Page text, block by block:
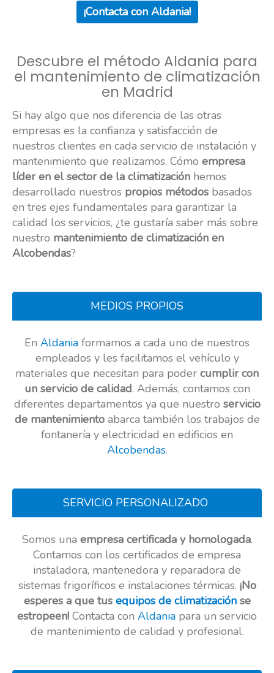
¡Contacta con Aldania!
Descubre el método Aldania para
el mantenimiento de climatización
en Madrid
Si hay algo que nos diferencia de las otras
empresas es la confianza y satisfacción de
nuestros clientes en cada servicio de instalación y
mantenimiento que realizamos. Cómo empresa
líder en el sector de la climatización hemos
desarrollado nuestros propios métodos basados
en tres ejes fundamentales para garantizar la
calidad los servicios, ¿te gustaría saber más sobre
nuestro mantenimiento de climatización en
Alcobendas?
MEDIOS PROPIOS
En Aldania formamos a cada uno de nuestros
empleados y les facilitamos el vehículo y
materiales que necesitan para poder cumplir con
un servicio de calidad. Además, contamos con
diferentes departamentos ya que nuestro servicio
de mantenimientoabarca también los trabajos de
fontanería y electricidad en edificios en
Alcobendas.
SERVICIO PERSONALIZADO
Somos una empresa certificada y homologada.
Contamos con los certificados de empresa
instaladora, mantenedora y reparadora de
sistemas frigoríficos e instalaciones térmicas. ¡No
esperes a que tus equipos de climatización se
estropeen! Contacta con Aldania para un servicio
de mantenimiento de calidad y profesional.